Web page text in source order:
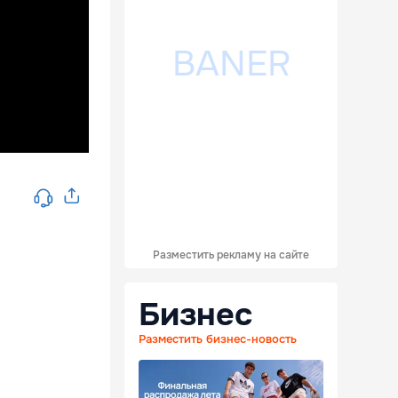
Разместить рекламу на сайте
Бизнес
Разместить бизнес-новость